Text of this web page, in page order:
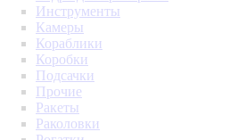
Инструменты
Камеры
Кораблики
Коробки
Подсачки
Прочие
Ракеты
Раколовки